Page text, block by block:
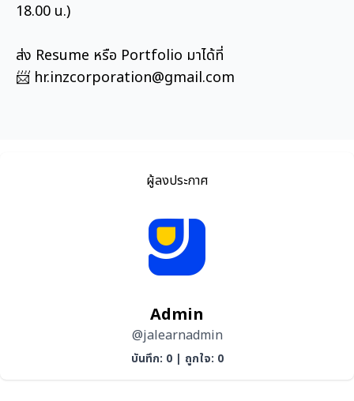
18.00 น.)
ส่ง Resume หรือ Portfolio มาได้ที่
📨 hr.inzcorporation@gmail.com
ผู้ลงประกาศ
Admin
@jalearnadmin
บันทึก: 0| ถูกใจ: 0